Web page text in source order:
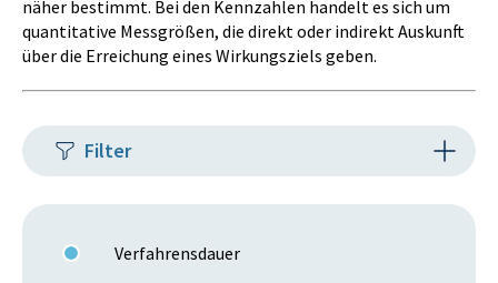
näher bestimmt. Bei den Kennzahlen handelt es sich um
quantitative Messgrößen, die direkt oder indirekt Auskunft
über die Erreichung eines Wirkungsziels geben.
Filter
Verfahrensdauer